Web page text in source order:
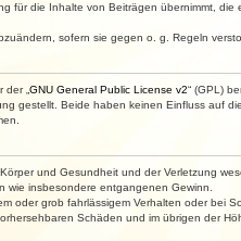
für die Inhalte von Beiträgen übernimmt,
sofern sie gegen o. g. Regeln
„ GNU General Public License v2“ (GPL)
gestellt. Beide haben keinen Einfluss auf
und Gesundheit und der Verletzung
wie insbesondere entgangenen Gewinn.
oder grob fahrlässigem Verhalten oder
Schäden und im übrigen der